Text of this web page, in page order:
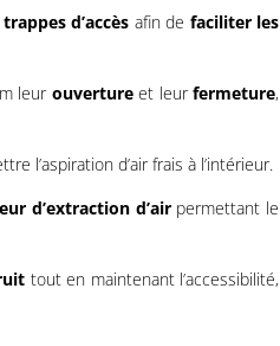
d’accès afin de faciliter les
leur ouvertureet leurfermeture,
l’aspiration d’air frais à l’intérieur.
d’extraction d’airpermettant le
tout en maintenant l’accessibilité,